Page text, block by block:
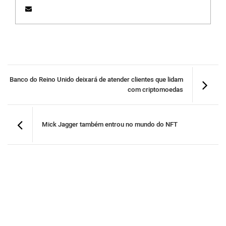
Banco do Reino Unido deixará de atender clientes que lidam
com criptomoedas
Mick Jagger também entrou no mundo do NFT